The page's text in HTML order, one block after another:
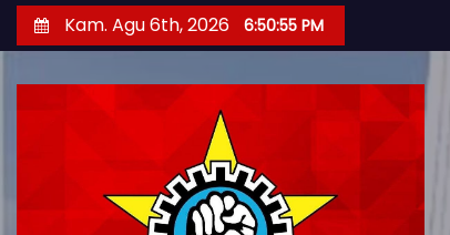
k
Kam. Agu 6th, 2026 6:50:56 PM